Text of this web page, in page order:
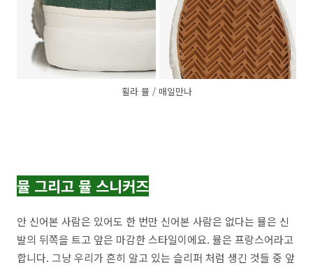
휠라 뮬 / 매일만나
뮬 그리고 뮬 스니커즈
안 신어본 사람은 있어도 한 번만 신어본 사람은 없다는 뮬은 신
발의 뒤쪽을 트고 앞은 마감한 스타일이에요. 뮬은 프랑스어라고
합니다. 그냥 우리가 흔히 알고 있는 슬리퍼 처럼 생긴 것들 중 앞